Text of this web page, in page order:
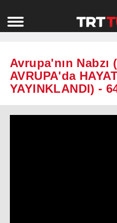
Avrupa'nın Nabzı
AVRUPA'da
YAYINKLANDI) -